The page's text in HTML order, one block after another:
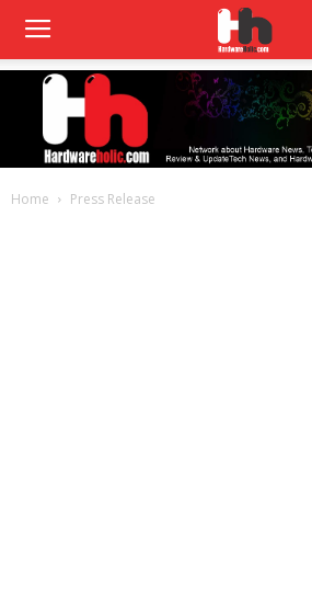
Home Press Release